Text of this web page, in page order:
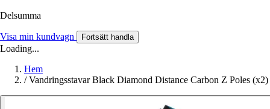
Delsumma
Visa min kundvagn Fortsätt handla
Loading...
Hem
/ Vandringsstavar Black Diamond Distance Carbon Z Poles (x2)